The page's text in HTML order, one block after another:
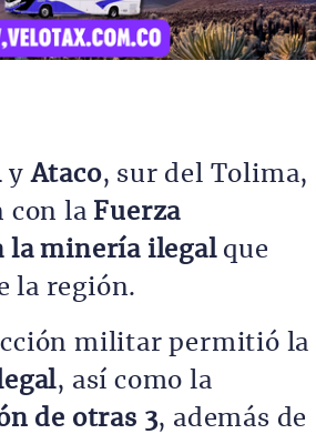
yAtaco, sur del Tolima,
con la Fuerza
la minería ilegalque
la región.
militar permitió la
, así como la
de otras 3, además de